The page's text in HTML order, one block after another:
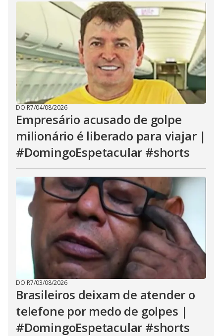
DO R7/04/08/2026
Empresário acusado de golpe
milionário é liberado para viajar |
#DomingoEspetacular #shorts
DO R7/03/08/2026
Brasileiros deixam de atender o
telefone por medo de golpes |
#DomingoEspetacular #shorts